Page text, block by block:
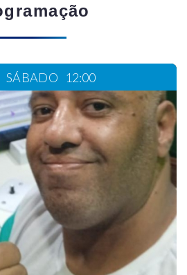
SÁBADO 12:00